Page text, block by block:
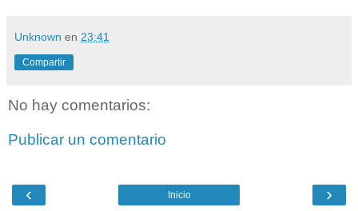
Unknown en 23:41
Compartir
No hay comentarios:
Publicar un comentario
‹ ›
Inicio